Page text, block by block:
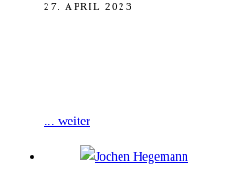
27. APRIL 2023
... weiter